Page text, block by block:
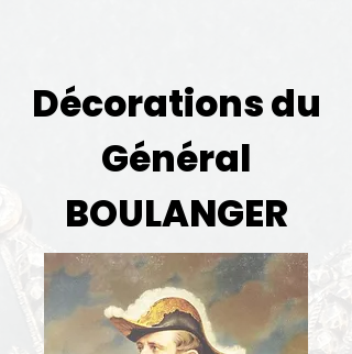
Décorations du
Général
BOULANGER